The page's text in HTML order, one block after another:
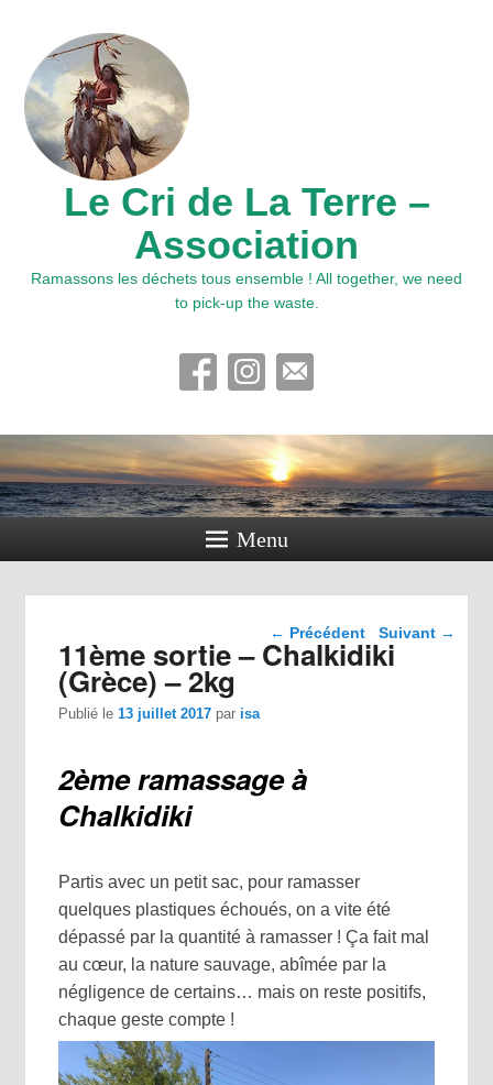
Le Cri de La Terre –
Association
Ramassons les déchets tous ensemble ! All together, we need
to pick-up the waste.
Menu
Navigation dans les
← Précédent Suivant →
11ème sortie – Chalkidiki
(Grèce) – 2kg
Publié le13 juillet 2017 par isa
2ème ramassage à
Chalkidiki
Partis avec un petit sac, pour ramasser
quelques plastiques échoués, on a vite été
dépassé par la quantité à ramasser ! Ça fait mal
au cœur, la nature sauvage, abîmée par la
négligence de certains… mais on reste positifs,
chaque geste compte !